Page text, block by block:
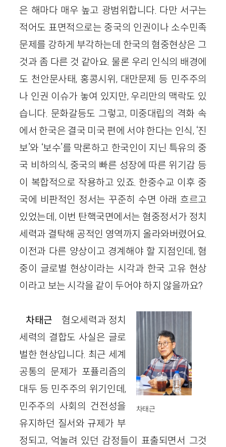
은 해마다 매우 높고 광범위합니다. 다만 서구는
적어도 표면적으로는 중국의 인권이나 소수민족
문제를 강하게 부각하는데 한국의 혐중현상은 그
것과 좀 다른 것 같아요. 물론 우리 인식의 배경에
도 천안문사태, 홍콩시위, 대만문제 등 민주주의
나 인권 이슈가 놓여 있지만, 우리만의 맥락도 있
습니다. 문화갈등도 그렇고, 미중대립의 격화 속
에서 한국은 결국 미국 편에 서야 한다는 인식, ‘진
보’와 ‘보수’를 막론하고 한국인이 지닌 특유의 중
국 비하의식, 중국의 빠른 성장에 따른 위기감 등
이 복합적으로 작용하고 있죠. 한중수교 이후 중
국에 비판적인 정서는 꾸준히 수면 아래 흐르고
있었는데, 이번 탄핵국면에서는 혐중정서가 정치
세력과 결탁해 공적인 영역까지 올라와버렸어요.
이전과 다른 양상이고 경계해야 할 지점인데, 혐
중이 글로벌 현상이라는 시각과 한국 고유 현상
이라고 보는 시각을 같이 두어야 하지 않을까요?
차태근
차태근 혐오세력과 정치
세력의 결합도 사실은 글로
벌한 현상입니다. 최근 세계
공통의 문제가 포퓰리즘의
대두 등 민주주의 위기인데,
민주주의 사회의 건전성을
유지하던 질서와 규제가 부
정되고, 억눌려 있던 감정들이 표출되면서 그것